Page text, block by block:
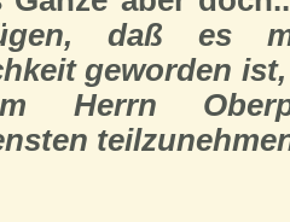
daß es
geworden
Herrn